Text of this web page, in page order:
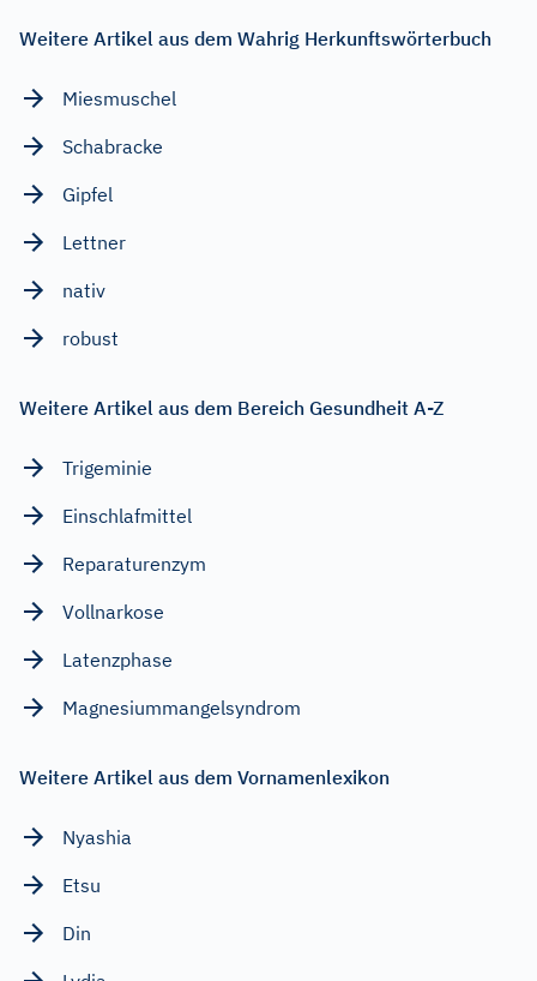
Weitere Artikel aus dem Wahrig Herkunftswörterbuch
Miesmuschel
Schabracke
Gipfel
Lettner
nativ
robust
Weitere Artikel aus dem Bereich Gesundheit A-Z
Trigeminie
Einschlafmittel
Reparaturenzym
Vollnarkose
Latenzphase
Magnesiummangelsyndrom
Weitere Artikel aus dem Vornamenlexikon
Nyashia
Etsu
Din